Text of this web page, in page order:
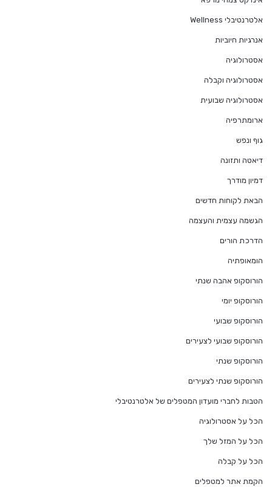
אלטרנטיבלי Wellness
אנרגיות חיוביות
אסטרולוגיה
אסטרולוגיה וקבלה
אסטרולוגיה שבועית
ארומתרפיה
גוף ונפש
דיאטה ותזונה
דמיון מודרך
הבאת לקוחות חדשים
הגשמה עצמית והעצמה
הדרכת הורים
הומאופתיה
הורוסקופ אהבה שנתי
הורוסקופ יומי
הורוסקופ שבועי
הורוסקופ שבועי לצעירים
הורוסקופ שנתי
הורוסקופ שנתי לצעירים
הטבות לחברי מועדון המטפלים של אלטרנטיבלי
הכל על אסטרולוגיה
הכל על המזל שלך
הכל על קבלה
הקמת אתר למטפלים